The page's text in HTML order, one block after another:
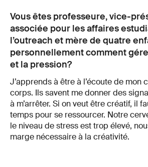
Vous êtes professeure, vice-
associée pour les affaires
l’outreach et mère de quatre
personnellement comment
et la pression?
J’apprends à être à l’écoute de mon
corps. Ils savent me donner des
à m’arrêter. Si on veut être créatif, il
temps pour se ressourcer. Notre
le niveau de stress est trop élevé,
marge nécessaire à la créativité.